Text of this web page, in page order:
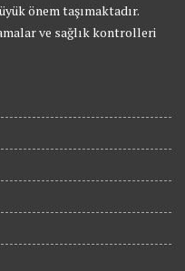
önem taşımaktadır.
ve sağlık kontrolleri